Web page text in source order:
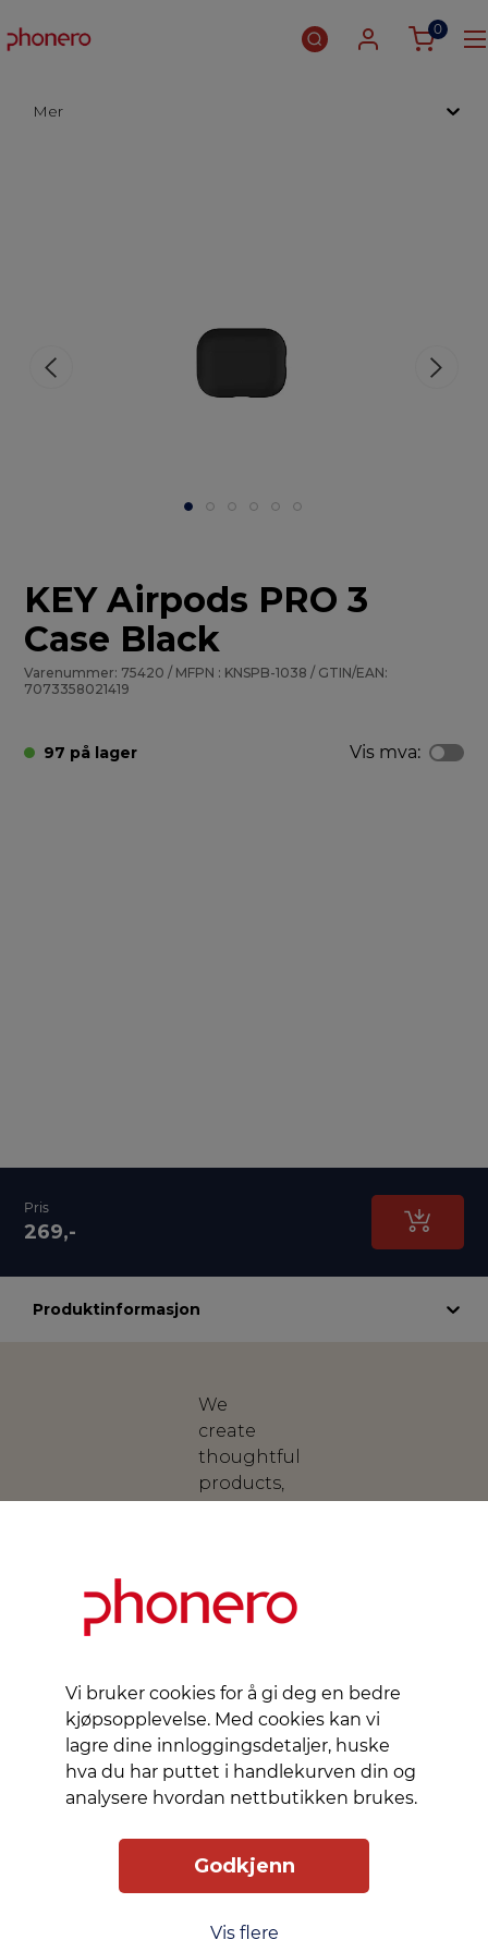
Vi bruker cookies for å gi deg en bedre
kjøpsopplevelse. Med cookies kan vi
lagre dine innloggingsdetaljer, huske
hva du har puttet i handlekurven din og
analysere hvordan nettbutikken brukes.
Godkjenn
Vis flere
0
Mer
KEY Airpods PRO 3
Case Black
Varenummer: 75420 / MFPN : KNSPB-1038 / GTIN/EAN:
7073358021419
97 på lager Vis mva:
Pris
269,-
Produktinformasjon
We
create
thoughtful
products,
This is
the
Slik får du tilgang Levering
Service
Smart Mobilkjøp
Personvern
Kjøpsbetingelser
Phonero
phonero.no